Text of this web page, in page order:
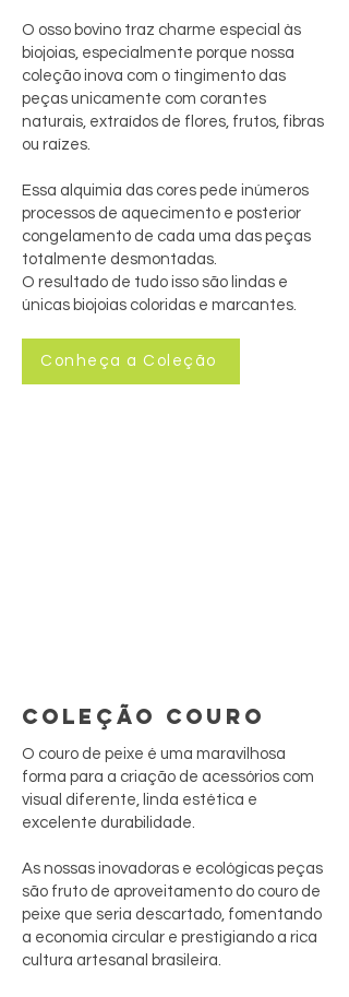
O osso bovino traz charme especial às
biojoias, especialmente porque nossa
coleção inova com o tingimento das
peças unicamente com corantes
naturais, extraídos de flores, frutos, fibras
ou raízes.
Essa alquimia das cores pede inúmeros
processos de aquecimento e posterior
congelamento de cada uma das peças
totalmente desmontadas.
O resultado de tudo isso são lindas e
únicas biojoias coloridas e marcantes.
Conheça a Coleção
COLEÇÃO COURO
O couro de peixe é uma maravilhosa
forma para a criação de acessórios com
visual diferente, linda estética e
excelente durabilidade.
As nossas inovadoras e ecológicas peças
são fruto de aproveitamento do couro de
peixe que seria descartado, fomentando
a economia circular e prestigiando a rica
cultura artesanal brasileira.